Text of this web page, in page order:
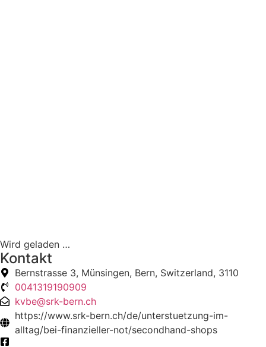
Wird geladen …
Kontakt
Bernstrasse 3, Münsingen, Bern, Switzerland, 3110
0041319190909
kvbe@srk-bern.ch
https://www.srk-bern.ch/de/unterstuetzung-im-
alltag/bei-finanzieller-not/secondhand-shops